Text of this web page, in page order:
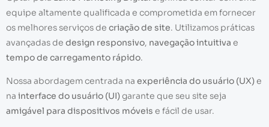
equipe altamente qualificada e comprometida em fornecer
os melhores serviços de criação de site. Utilizamos práticas
avançadas de design responsivo, navegação intuitiva e
tempo de carregamento rápido.
Nossa abordagem centrada na experiência do usuário (UX)e
na interface do usuário (UI)garante que seu site seja
amigável para dispositivos móveis e fácil de usar.